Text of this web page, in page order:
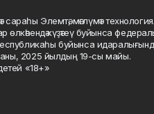
сараһы Элемтә, мәғлүмәт
күҙәтеү буйынса
буйынса
2025 йылдың 19-сы майы.
«18+»